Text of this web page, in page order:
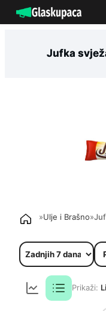
na
Jufka
»Ulje i Brašno»
Prikaži: